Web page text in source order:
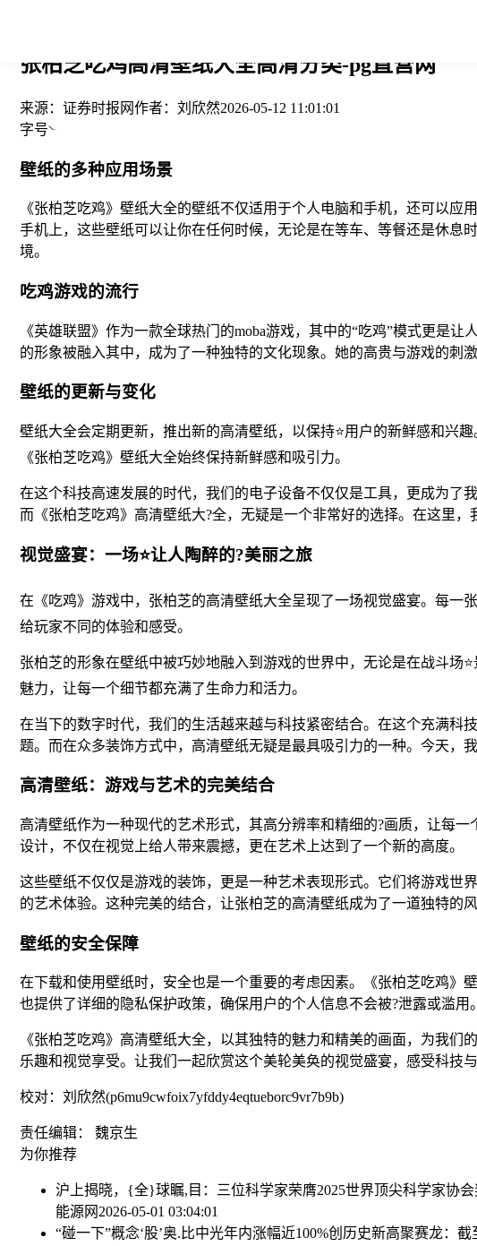
张柏芝吃鸡高清壁纸大全高清分类-pg直营网
来源： 证券时报网作者： 刘欣然2026-05-12 11:01:01
字号
壁纸的多种应用场景
《张柏芝吃鸡》壁纸大全的壁纸不仅适用于个人电脑和手机，还可以
手机上，这些壁纸可以让你在任何时候，无论是在等车、等餐还是休息
境。
吃鸡游戏的流行
《英雄联盟》作为一款全球热门的moba游戏，其中的“吃鸡”模式更是
的形象被融入其中，成为了一种独特的文化现象。她的高贵与游戏的刺
壁纸的更新与变化
壁纸大全会定期更新，推出新的高清壁纸，以保持⭐用户的新鲜感和兴
《张柏芝吃鸡》壁纸大全始终保持新鲜感和吸引力。
在这个科技高速发展的时代，我们的电子设备不仅仅是工具，更成为了
而《张柏芝吃鸡》高清壁纸大?全，无疑是一个非常好的选择。在这里
视觉盛宴：一场⭐让人陶醉的?美丽之旅
在《吃鸡》游戏中，张柏芝的高清壁纸大全呈现了一场视觉盛宴。每一
给玩家不同的体验和感受。
张柏芝的形象在壁纸中被巧妙地融入到游戏的世界中，无论是在战斗场
魅力，让每一个细节都充满了生命力和活力。
在当下的数字时代，我们的生活越来越与科技紧密结合。在这个充满科
题。而在众多装饰方式中，高清壁纸无疑是最具吸引力的一种。今天
高清壁纸：游戏与艺术的完美结合
高清壁纸作为一种现代的艺术形式，其高分辨率和精细的?画质，让每
设计，不仅在视觉上给人带来震撼，更在艺术上达到了一个新的高度。
这些壁纸不仅仅是游戏的装饰，更是一种艺术表现形式。它们将游戏世
的艺术体验。这种完美的结合，让张柏芝的高清壁纸成为了一道独特的风
壁纸的安全保障
在下载和使用壁纸时，安全也是一个重要的考虑因素。《张柏芝吃鸡》
也提供了详细的隐私保护政策，确保用户的个人信息不会被?泄露或滥用。
《张柏芝吃鸡》高清壁纸大全，以其独特的魅力和精美的画面，为我
乐趣和视觉享受。让我们一起欣赏这个美轮美奂的视觉盛宴，感受科技与
校对：刘欣然(p6mu9cwfoix7yfddy4eqtueborc9vr7b9b)
责任编辑： 魏京生
为你推荐
沪上揭晓，{全}球瞩,目：三位科学家荣膺2025世界顶尖科学家协会
能源网2026-05-01 03:04:01
“碰一下”概念‘股’奥.比中光年内涨幅近100%创历史新高聚赛龙：截